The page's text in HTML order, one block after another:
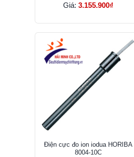
Giá: 3.155.900₫
Điện cực đo ion iodua HORIBA
8004-10C